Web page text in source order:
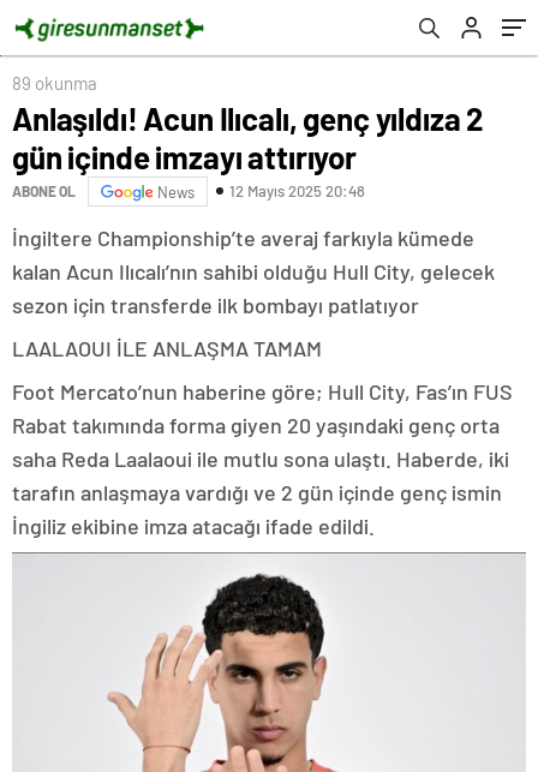
89 okunma
Anlaşıldı! Acun Ilıcalı, genç yıldıza 2
gün içinde imzayı attırıyor
ABONE OL News 12 Mayıs 2025 20:48
İngiltere Championship’te averaj farkıyla kümede
kalan Acun Ilıcalı’nın sahibi olduğu Hull City, gelecek
sezon için transferde ilk bombayı patlatıyor
LAALAOUI İLE ANLAŞMA TAMAM
Foot Mercato’nun haberine göre; Hull City, Fas’ın FUS
Rabat takımında forma giyen 20 yaşındaki genç orta
saha Reda Laalaoui ile mutlu sona ulaştı. Haberde, iki
tarafın anlaşmaya vardığı ve 2 gün içinde genç ismin
İngiliz ekibine imza atacağı ifade edildi.